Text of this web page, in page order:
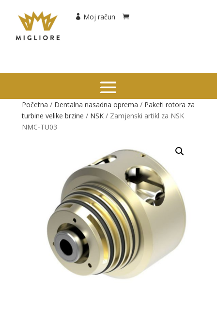
Moj račun
Početna / Dentalna nasadna oprema / Paketi rotora za
turbine velike brzine / NSK/ Zamjenski artikl za NSK
NMC-TU03